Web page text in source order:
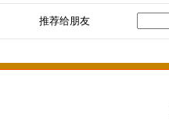
推荐给朋友